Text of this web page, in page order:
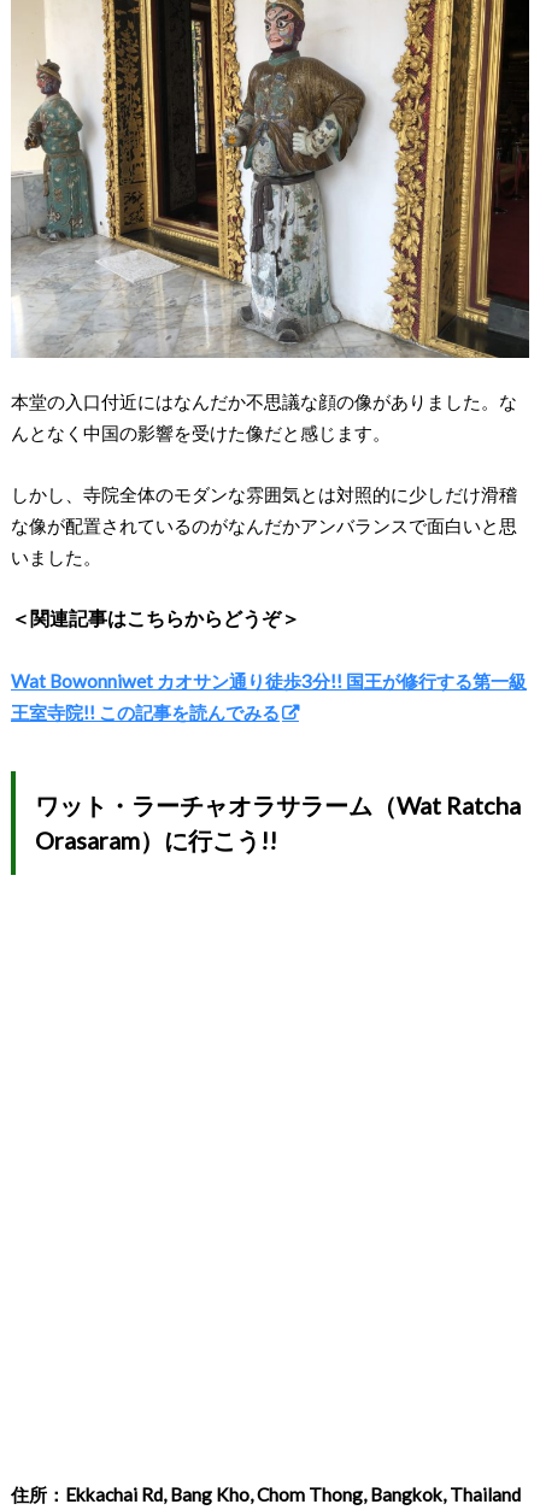
本堂の入口付近にはなんだか不思議な顔の像がありました。な
んとなく中国の影響を受けた像だと感じます。
しかし、寺院全体のモダンな雰囲気とは対照的に少しだけ滑稽
な像が配置されているのがなんだかアンバランスで面白いと思
いました。
＜関連記事はこちらからどうぞ＞
Wat Bowonniwet カオサン通り徒歩3分!! 国王が修行する第一級
王室寺院!! この記事を読んでみる
ワット・ラーチャオラサラーム（Wat Ratcha
Orasaram）に行こう!!
住所：Ekkachai Rd, Bang Kho, Chom Thong, Bangkok, Thailand